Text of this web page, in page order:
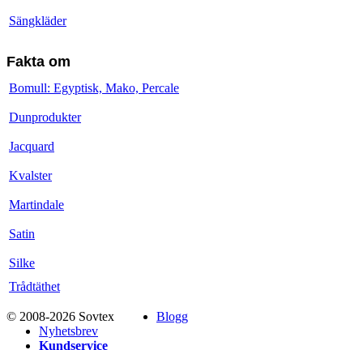
Sängkläder
Fakta om
Bomull: Egyptisk, Mako, Percale
Dunprodukter
Jacquard
Kvalster
Martindale
Satin
Silke
Trådtäthet
© 2008-2026 Sovtex
Blogg
Nyhetsbrev
Kundservice